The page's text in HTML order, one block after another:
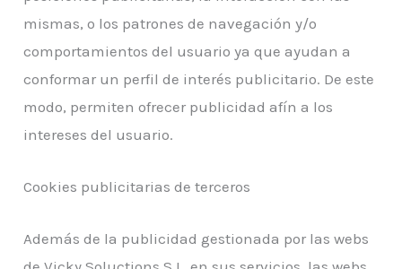
mismas, o los patrones de navegación y/o
comportamientos del usuario ya que ayudan a
conformar un perfil de interés publicitario. De este
modo, permiten ofrecer publicidad afín a los
intereses del usuario.
Cookies publicitarias de terceros
Además de la publicidad gestionada por las webs